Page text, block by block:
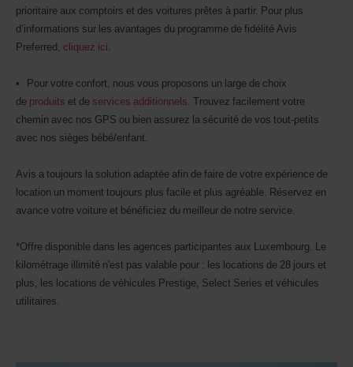
prioritaire aux comptoirs et des voitures prêtes à partir. Pour plus
d’informations sur les avantages du programme de fidélité Avis
Preferred, cliquez ici.
• Pour votre confort, nous vous proposons un large de choix
de produits et de services additionnels. Trouvez facilement votre
chemin avec nos GPS ou bien assurez la sécurité de vos tout-petits
avec nos sièges bébé/enfant.
Avis a toujours la solution adaptée afin de faire de votre expérience de
location un moment toujours plus facile et plus agréable. Réservez en
avance votre voiture et bénéficiez du meilleur de notre service.
*Offre disponible dans les agences participantes aux Luxembourg. Le
kilométrage illimité n'est pas valable pour : les locations de 28 jours et
plus, les locations de véhicules Prestige, Select Series et véhicules
utilitaires.